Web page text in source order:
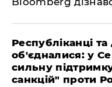
Республіканці
об'єдналися: у
сильну
санкцій" проти